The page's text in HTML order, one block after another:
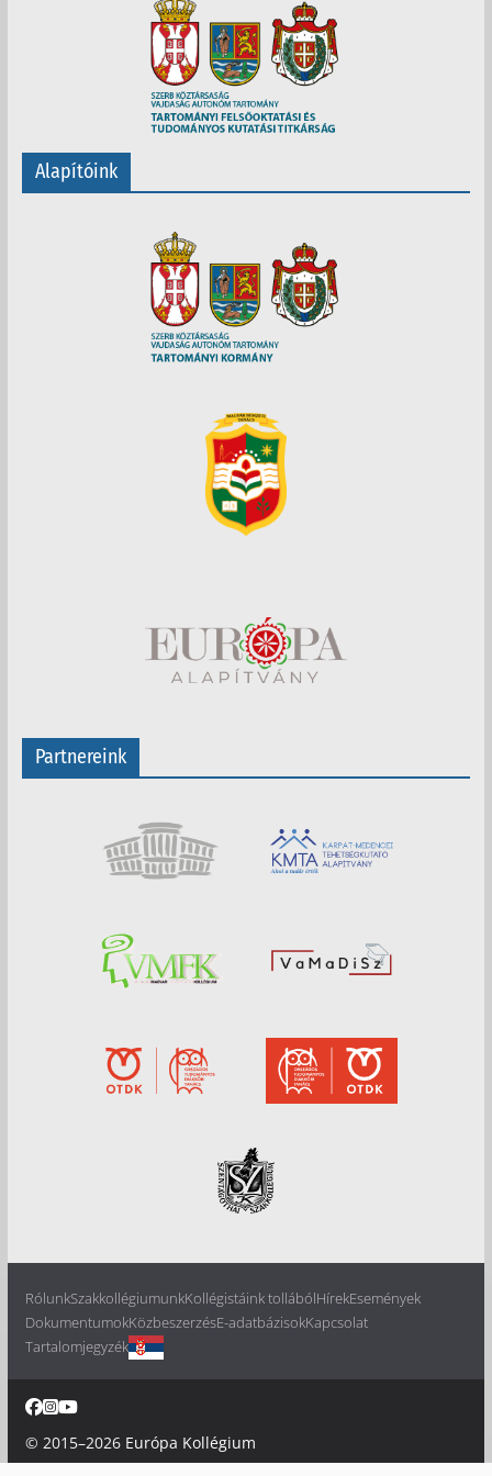
Alapítóink
Partnereink
RólunkSzakkollégiumunkKollégistáink tollábólHírekEsemények
DokumentumokKözbeszerzésE-adatbázisokKapcsolat
Tartalomjegyzék
© 2015–2026 Európa Kollégium